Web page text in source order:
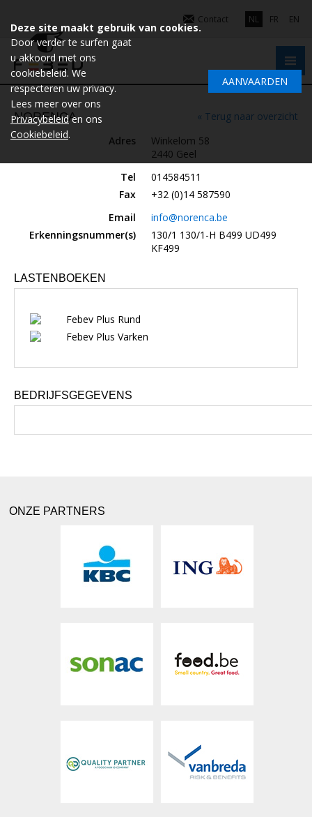
Contact NL FR EN
« Terug naar overzicht
NORENCA
Adres
Winkelom 58
2440 Geel
Tel
014584511
Fax
+32 (0)14 587590
Email
info@norenca.be
Erkenningsnummer(s)
130/1 130/1-H B499 UD499
KF499
LASTENBOEKEN
Febev Plus Rund
Febev Plus Varken
BEDRIJFSGEGEVENS
ONZE PARTNERS
Deze site maakt gebruik van cookies.
Door verder te surfen gaat
u akkoord met ons
cookiebeleid. We
respecteren uw privacy.
Lees meer over ons
Privacybeleiden ons
Cookiebeleid.
AANVAARDEN